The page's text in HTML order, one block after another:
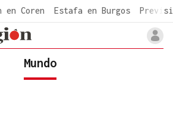
en Coren Estafa en Burgos
Mundo